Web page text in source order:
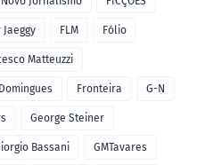
Jaeggy FLM Fólio
Matteuzzi
Fronteira G-N
George Steiner
Bassani GMTavares